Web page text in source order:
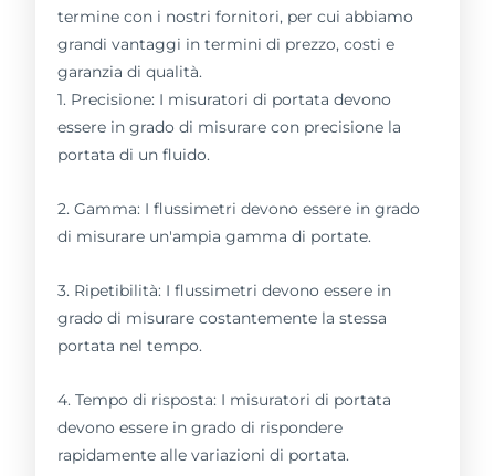
termine con i nostri fornitori, per cui abbiamo
grandi vantaggi in termini di prezzo, costi e
garanzia di qualità.
1. Precisione: I misuratori di portata devono
essere in grado di misurare con precisione la
portata di un fluido.
2. Gamma: I flussimetri devono essere in grado
di misurare un'ampia gamma di portate.
3. Ripetibilità: I flussimetri devono essere in
grado di misurare costantemente la stessa
portata nel tempo.
4. Tempo di risposta: I misuratori di portata
devono essere in grado di rispondere
rapidamente alle variazioni di portata.